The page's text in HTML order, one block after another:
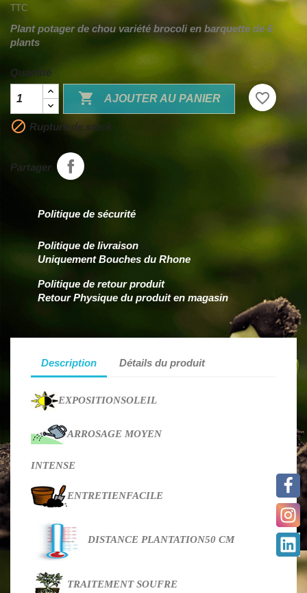
TTC
Plant potager de chou variété brocoli en barquette de 6
plants
Quantité
 AJOUTER AU PANIER
favorite_border
 Rupture de stock
Partager
Politique de sécurité
Politique de livraison
Uniquement Bouches du Rhone
Politique de retour produit
Retour Physique du produit en magasin
Description Détails du produit
EXPOSITIONSOLEIL
ARROSAGE MOYEN
INTENSE
ENTRETIENFACILE
DISTANCE PLANTATION50 CM
TRAITEMENTSOUFRE